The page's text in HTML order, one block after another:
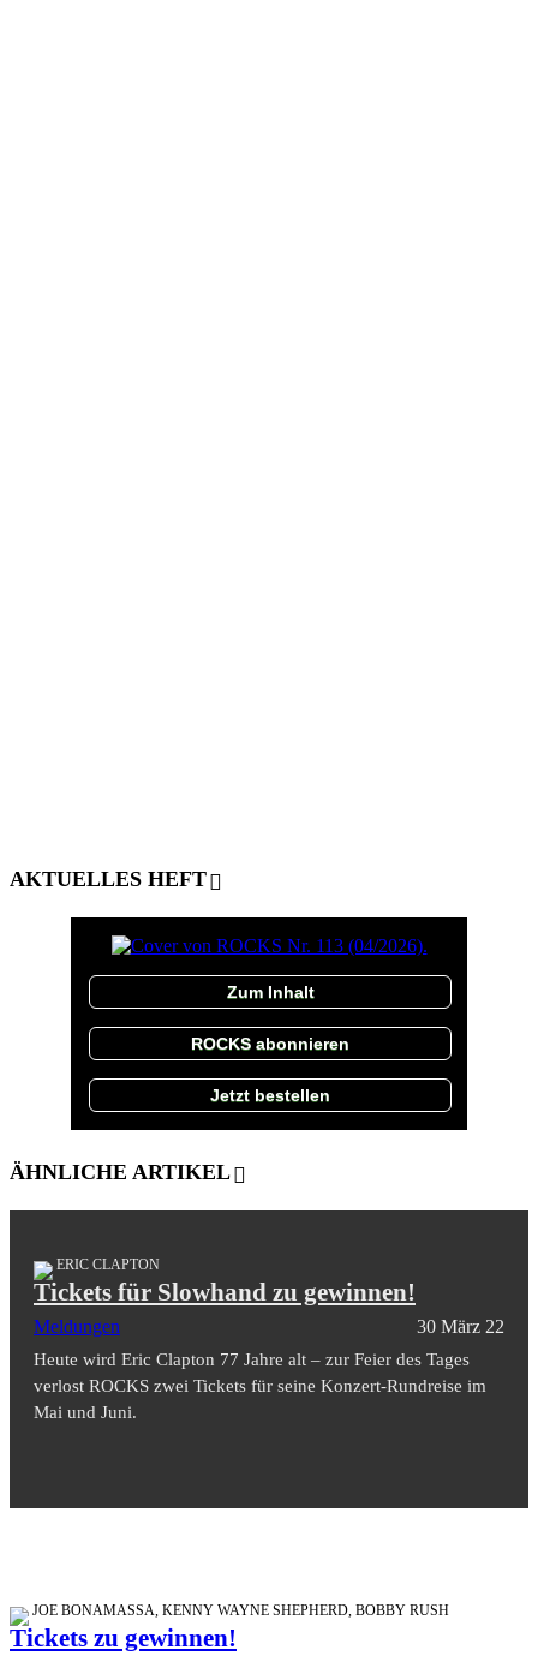
AKTUELLES HEFT
Zum Inhalt
ROCKS abonnieren
Jetzt bestellen
ÄHNLICHE ARTIKEL
ERIC CLAPTON
Tickets für Slowhand zu gewinnen!
Meldungen 30 März 22
Heute wird Eric Clapton 77 Jahre alt – zur Feier des Tages
verlost ROCKS zwei Tickets für seine Konzert-Rundreise im
Mai und Juni.
JOE BONAMASSA, KENNY WAYNE SHEPHERD, BOBBY RUSH
Tickets zu gewinnen!